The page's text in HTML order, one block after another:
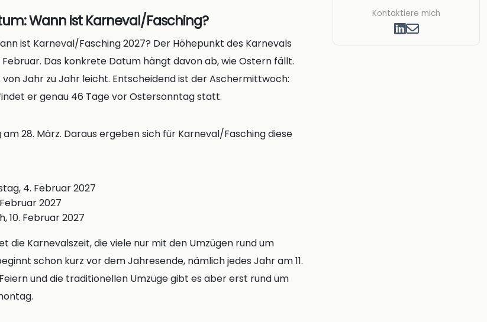
Wann ist Karneval/Fasching?
ist Karneval/Fasching 2027? Der Höhepunkt des Karnevals
Das konkrete Datum hängt davon ab, wie Ostern fällt.
Jahr zu Jahr leicht. Entscheidend ist der Aschermittwoch:
er genau 46 Tage vor Ostersonntag statt.
28. März. Daraus ergeben sich für Karneval/Fasching diese
4. Februar 2027
2027
10. Februar 2027
die Karnevalszeit, die viele nur mit den Umzügen rund um
schon kurz vor dem Jahresende, nämlich jedes Jahr am 11.
Feiern und die traditionellen Umzüge gibt es aber erst rund um
Kontaktiere mich